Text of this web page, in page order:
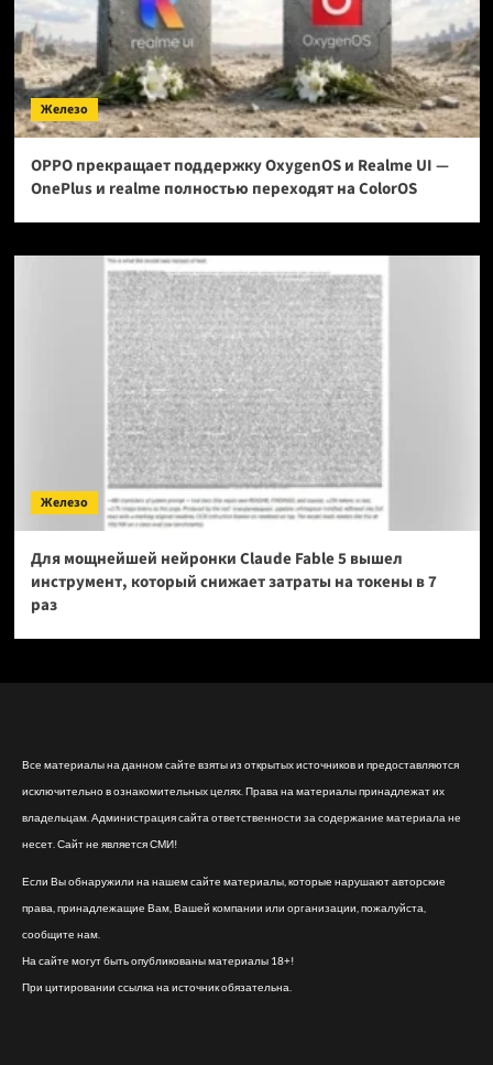
Железо
OPPO прекращает поддержку OxygenOS и Realme UI —
OnePlus и realme полностью переходят на ColorOS
Железо
Для мощнейшей нейронки Claude Fable 5 вышел
инструмент, который снижает затраты на токены в 7
раз
Все материалы на данном сайте взяты из открытых источников и предоставляются
исключительно в ознакомительных целях. Права на материалы принадлежат их
владельцам. Администрация сайта ответственности за содержание материала не
несет. Сайт не является СМИ!
Если Вы обнаружили на нашем сайте материалы, которые нарушают авторские
права, принадлежащие Вам, Вашей компании или организации, пожалуйста,
сообщите нам.
На сайте могут быть опубликованы материалы 18+!
При цитировании ссылка на источник обязательна.